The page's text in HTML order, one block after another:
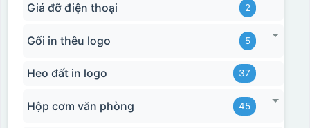
Giá đỡ điện thoại 2
Gối in thêu logo 5
Heo đất in logo 37
Hộp cơm văn phòng 45